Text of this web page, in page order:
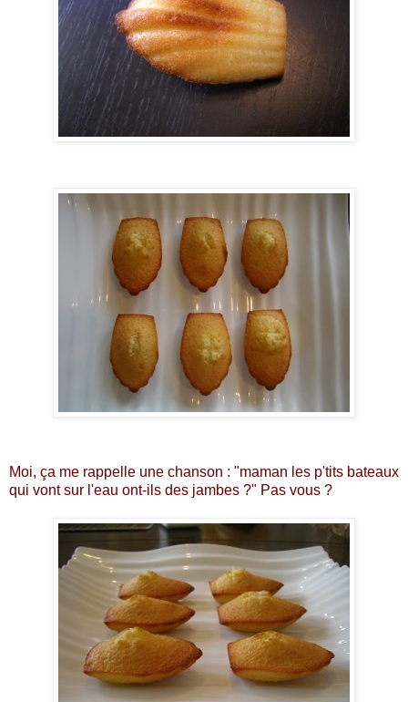
Moi, ça me rappelle une chanson : "maman les p'tits bateaux
qui vont sur l'eau ont-ils des jambes ?" Pas vous ?